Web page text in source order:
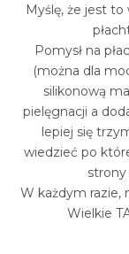
Myślę, że jest
Pomysł na
(można dla
silikonową
pielęgnacji a
lepiej się
wiedzieć po
W każdym razie,
Wielkie